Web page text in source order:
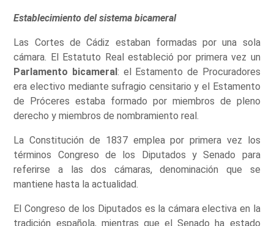
Establecimiento del sistema bicameral
Las Cortes de Cádiz estaban formadas por una sola
cámara. El Estatuto Real estableció por primera vez un
Parlamento bicameral: el Estamento de Procuradores
era electivo mediante sufragio censitario y el Estamento
de Próceres estaba formado por miembros de pleno
derecho y miembros de nombramiento real.
La Constitución de 1837 emplea por primera vez los
términos Congreso de los Diputados y Senado para
referirse a las dos cámaras, denominación que se
mantiene hasta la actualidad.
El Congreso de los Diputados es la cámara electiva en la
tradición española, mientras que el Senado ha estado